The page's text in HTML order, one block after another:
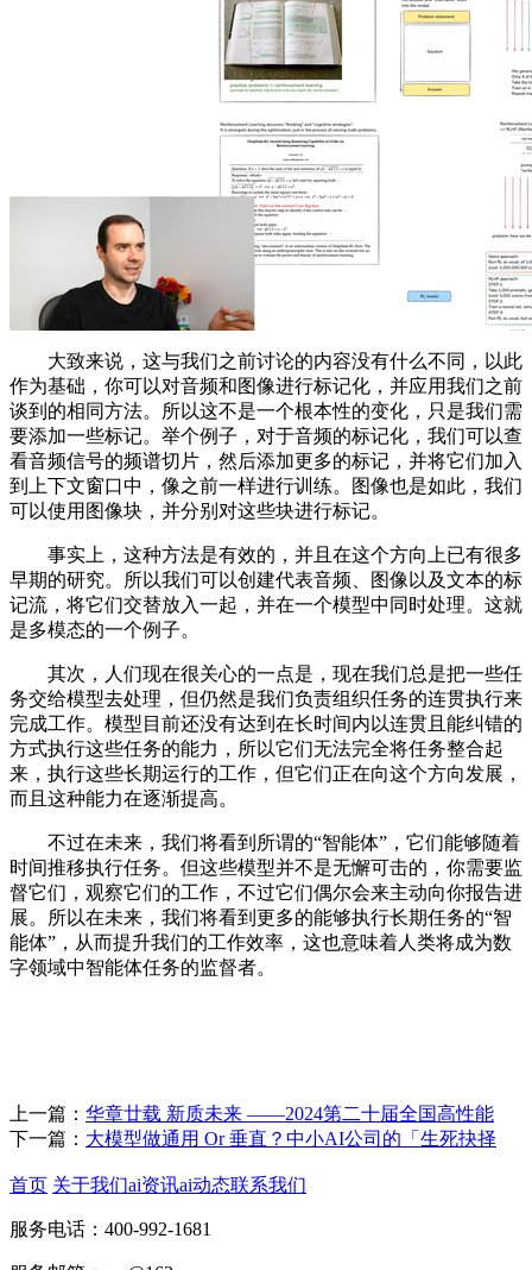
大致来说，这与我们之前讨论的内容没有什么不同，以此
作为基础，你可以对音频和图像进行标记化，并应用我们之前
谈到的相同方法。所以这不是一个根本性的变化，只是我们需
要添加一些标记。举个例子，对于音频的标记化，我们可以查
看音频信号的频谱切片，然后添加更多的标记，并将它们加入
到上下文窗口中，像之前一样进行训练。图像也是如此，我们
可以使用图像块，并分别对这些块进行标记。
事实上，这种方法是有效的，并且在这个方向上已有很多
早期的研究。所以我们可以创建代表音频、图像以及文本的标
记流，将它们交替放入一起，并在一个模型中同时处理。这就
是多模态的一个例子。
其次，人们现在很关心的一点是，现在我们总是把一些任
务交给模型去处理，但仍然是我们负责组织任务的连贯执行来
完成工作。模型目前还没有达到在长时间内以连贯且能纠错的
方式执行这些任务的能力，所以它们无法完全将任务整合起
来，执行这些长期运行的工作，但它们正在向这个方向发展，
而且这种能力在逐渐提高。
不过在未来，我们将看到所谓的“智能体”，它们能够随着
时间推移执行任务。但这些模型并不是无懈可击的，你需要监
督它们，观察它们的工作，不过它们偶尔会来主动向你报告进
展。所以在未来，我们将看到更多的能够执行长期任务的“智
能体”，从而提升我们的工作效率，这也意味着人类将成为数
字领域中智能体任务的监督者。
上一篇： 华章廿载 新质未来 ——2024第二十届全国高性能
下一篇： 大模型做通用 Or 垂直？中小AI公司的「生死抉择
首页 关于我们ai资讯ai动态联系我们
服务电话：400-992-1681